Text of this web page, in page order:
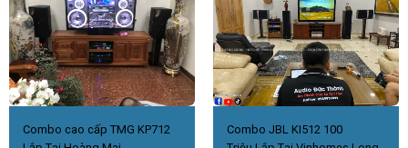
Combo cao cấp TMG KP712
Combo JBL KI512 100